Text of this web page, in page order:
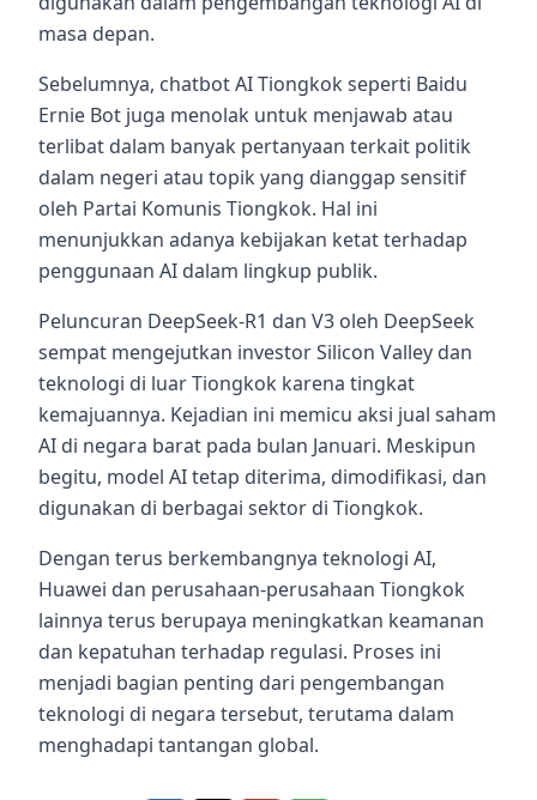
masa depan.
Sebelumnya, chatbot AI Tiongkok seperti Baidu
Ernie Bot juga menolak untuk menjawab atau
terlibat dalam banyak pertanyaan terkait politik
dalam negeri atau topik yang dianggap sensitif
oleh Partai Komunis Tiongkok. Hal ini
menunjukkan adanya kebijakan ketat terhadap
penggunaan AI dalam lingkup publik.
Peluncuran DeepSeek-R1 dan V3 oleh DeepSeek
sempat mengejutkan investor Silicon Valley dan
teknologi di luar Tiongkok karena tingkat
kemajuannya. Kejadian ini memicu aksi jual saham
AI di negara barat pada bulan Januari. Meskipun
begitu, model AI tetap diterima, dimodifikasi, dan
digunakan di berbagai sektor di Tiongkok.
Dengan terus berkembangnya teknologi AI,
Huawei dan perusahaan-perusahaan Tiongkok
lainnya terus berupaya meningkatkan keamanan
dan kepatuhan terhadap regulasi. Proses ini
menjadi bagian penting dari pengembangan
teknologi di negara tersebut, terutama dalam
menghadapi tantangan global.